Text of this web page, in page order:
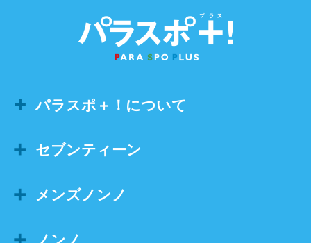
パラスポ＋！について
セブンティーン
メンズノンノ